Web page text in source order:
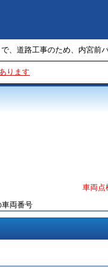
で、道路工事のため、内宮前
ります
車両点
車両番号